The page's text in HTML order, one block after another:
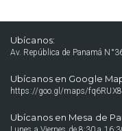
Ubícanos:
Av. República de Panamá
Ubícanos en Google
https://goo.gl/maps/
Ubícanos en Mesa de